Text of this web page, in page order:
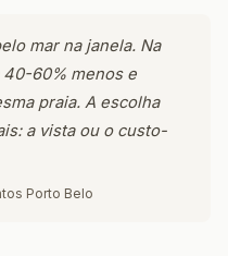
mar na janela. Na
40-60% menos e
praia. A escolha
a vista ou o custo-
Porto Belo